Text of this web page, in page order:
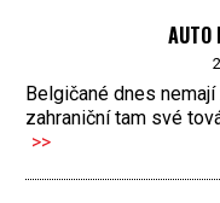
AUTO
Belgičané dnes
zahraniční tam své
>>